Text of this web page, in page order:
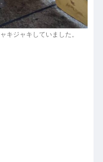
キジャキしていました。